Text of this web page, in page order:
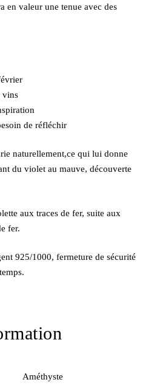
en valeur une tenue avec des
vins
de réfléchir
naturellement,ce qui lui donne
du violet au mauve, découverte
aux traces de fer, suite aux
fer.
925/1000, fermeture de sécurité
Améthyste